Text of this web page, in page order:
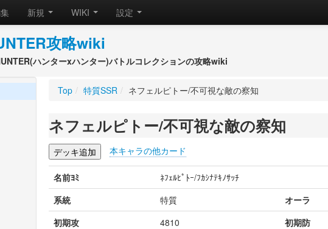
新規 WIKI 設定
攻略wiki
ハンターxハンター)バトルコレクションの攻略wiki
Top / 特質SSR / ネフェルピトー/不可視な敵の察知
ネフェルピトー/不可視な敵の察知
本キャラの他カード
名前ﾖﾐ
ﾈﾌｪﾙﾋﾟﾄｰ/ﾌｶｼﾅﾃｷﾉｻｯﾁ
系統
特質 オーラ
初期攻
4810 初期防